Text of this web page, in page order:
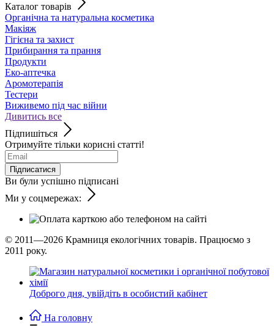
Каталог товарів
Органічна та натуральна косметика
Макіяж
Гігієна та захист
Прибирання та прання
Продукти
Еко-аптечка
Аромотерапія
Тестери
Виживемо під час війни
Дивитись все
Підпишіться
Отримуйте тільки корисні статті!
Підписатися
Ви були успішно підписані
Ми у соцмережах:
© 2011—2026 Крамниця екологічних товарів. Працюємо з
2011 року.
Доброго дня, увійдіть в особистий кабінет
На головну